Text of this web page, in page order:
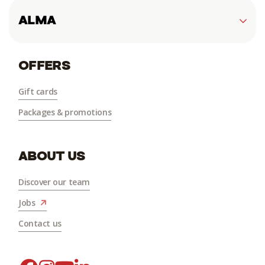
Tourisme Chaudière-Appalaches
ALMA
Tourisme Saguenay-Lac-Saint-Jean
OFFERS
Gift cards
Packages & promotions
ABOUT US
Discover our team
Jobs
Contact us